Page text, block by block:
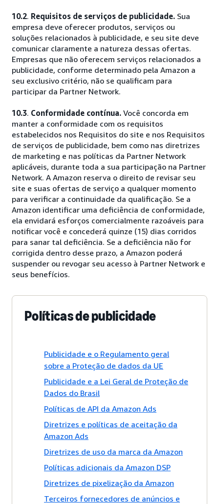
10.2. Requisitos de serviços de publicidade. Sua
empresa deve oferecer produtos, serviços ou
soluções relacionados à publicidade, e seu site deve
comunicar claramente a natureza dessas ofertas.
Empresas que não oferecem serviços relacionados a
publicidade, conforme determinado pela Amazon a
seu exclusivo critério, não se qualificam para
participar da Partner Network.
10.3. Conformidade contínua. Você concorda em
manter a conformidade com os requisitos
estabelecidos nos Requisitos do site e nos Requisitos
de serviços de publicidade, bem como nas diretrizes
de marketing e nas políticas da Partner Network
aplicáveis, durante toda a sua participação na Partner
Network. A Amazon reserva o direito de revisar seu
site e suas ofertas de serviço a qualquer momento
para verificar a continuidade da qualificação. Se a
Amazon identificar uma deficiência de conformidade,
ela envidará esforços comercialmente razoáveis para
notificar você e concederá quinze (15) dias corridos
para sanar tal deficiência. Se a deficiência não for
corrigida dentro desse prazo, a Amazon poderá
suspender ou revogar seu acesso à Partner Network e
seus benefícios.
Políticas de publicidade
Publicidade e o Regulamento geral
sobre a Proteção de dados da UE
Publicidade e a Lei Geral de Proteção de
Dados do Brasil
Políticas de API da Amazon Ads
Diretrizes e políticas de aceitação da
Amazon Ads
Diretrizes de uso da marca da Amazon
Políticas adicionais da Amazon DSP
Diretrizes de pixelização da Amazon
Terceiros fornecedores de anúncios e